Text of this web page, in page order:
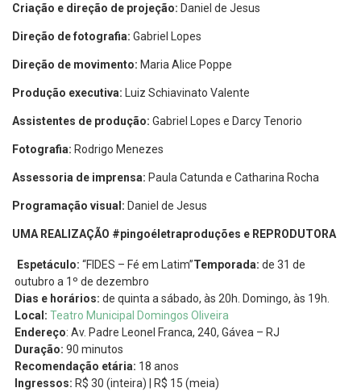
Criação e direção de projeção: Daniel de Jesus
Direção de fotografia: Gabriel Lopes
Direção de movimento: Maria Alice Poppe
Produção executiva: Luiz Schiavinato Valente
Assistentes de produção: Gabriel Lopes e Darcy Tenorio
Fotografia: Rodrigo Menezes
Assessoria de imprensa: Paula Catunda e Catharina Rocha
Programação visual: Daniel de Jesus
UMA REALIZAÇÃO #pingoéletraproduções e REPRODUTORA
Espetáculo: “FIDES – Fé em Latim”Temporada: de 31 de
outubro a 1º de dezembro
Dias e horários: de quinta a sábado, às 20h. Domingo, às 19h.
Local: Teatro Municipal Domingos Oliveira
Endereço: Av. Padre Leonel Franca, 240, Gávea – RJ
Duração: 90 minutos
Recomendação etária: 18 anos
Ingressos: R$ 30 (inteira) | R$ 15 (meia)